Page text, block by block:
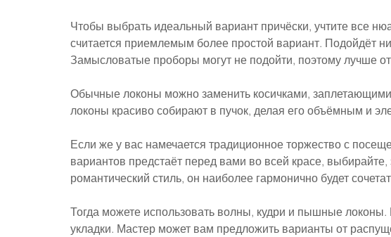
Чтобы выбрать идеальный вариант причёски, учтите все
считается приемлемым более простой вариант. Подойдёт
Замысловатые проборы могут не подойти, поэтому лучше
Обычные локоны можно заменить косичками,
локоны красиво собирают в пучок, делая его объёмным и
Если же у вас намечается традиционное торжество с
вариантов предстаёт перед вами во всей красе,
романтический стиль, он наиболее гармонично будет
Тогда можете использовать волны, кудри и пышные
укладки. Мастер может вам предложить варианты от